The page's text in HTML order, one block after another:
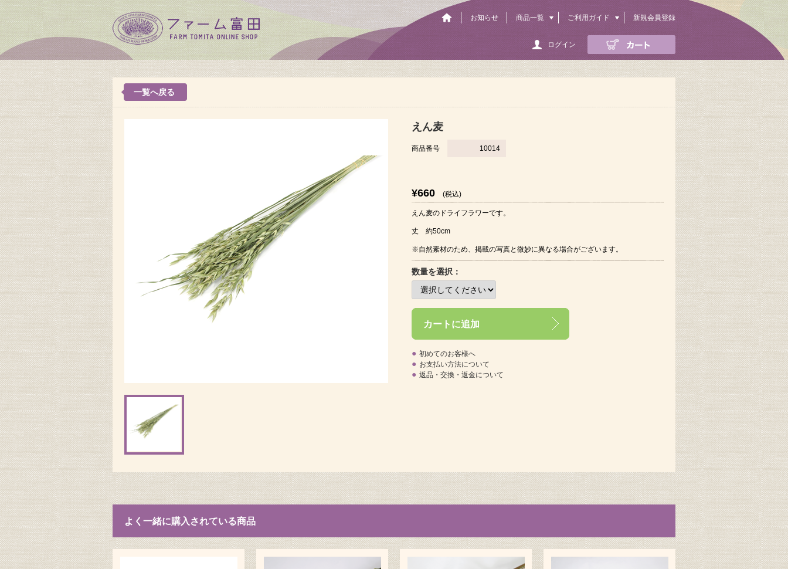
お知らせ 商品一覧 ご利用ガイド 新規会員登録
ログイン
一覧へ戻る
えん麦
商品番号 10014
¥660 (税込)
えん麦のドライフラワーです。
丈 約50cm
※自然素材のため、掲載の写真と微妙に異なる場合がございます。
数量を選択：
カートに追加
● 初めてのお客様へ
● お支払い方法について
● 返品・交換・返金について
よく一緒に購入されている商品